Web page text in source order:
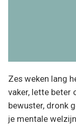
Zes weken lang
vaker, lette beter
bewuster, dronk
je mentale